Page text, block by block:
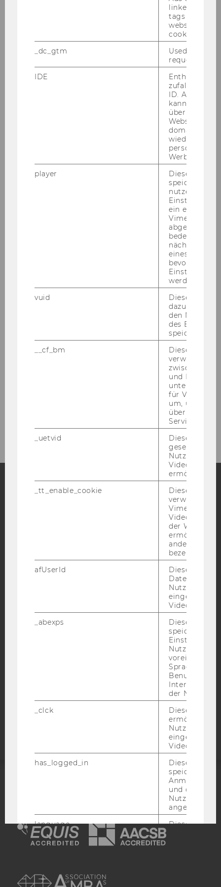
christian.gruenhaus@wu.ac.at
Disability and accessibility issues,
volunteering, civil society, scientific monitoring
selma.sprajcer@wu.ac.at
Blog
Bluesky
BARRIEREFREIHEITSERKLÄRUNG WEBSEITE
DATENSCHUTZERKLÄRUNG
DATENSCHUTZERKLÄRUNG SOCIAL MEDIA
STUDIENBEWERBER*INNEN UND STUDIERENDE
Barrierefreiheitserklärung
linked, the
tags on the
website read
cookie.
_dc_gtm
Used to
request rate.
IDE
Enthält eine
ID. Anhand
kann Google
über
Websites
Werbung
player
Dieses Cookie
speichert
ein
Vimeo-Video
abgespielt
bedeutet,
nächsten
eines Vimeo-
bevorzugten
werden.
vuid
Dieser
dazu
den
des
speichern.
__cf_bm
Dieses
verwendet,
zwischen
und Bots zu
für Vimeo
um, um
über die
Service zu
_uetvid
Dieses
gesetzt, um
Nutzung des
Videoplayers
ermöglichen
_tt_enable_cookie
Dieses
verwendet,
Vimeo-
der WU-
ermöglichen
andere nicht
bezeichnete
afUserId
Dieses
Daten von
Videos
_abexps
Dieses Cookie
speichert
Nutzer*in, zB.
Sprache,
der Nutzer*in
_clck
Dieses Cookie
ermöglicht
Nutzung des
Video Players
has_logged_in
Dieses Cookie
speichert
und ob sich
Nutzer*in
angemeldet
language
Dieses